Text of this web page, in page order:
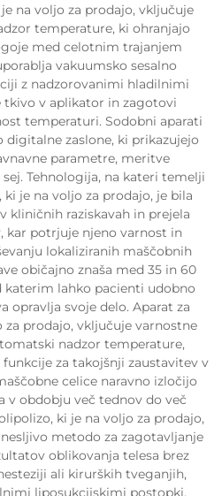
na voljo za prodajo, vključuje
temperature, ki ohranjajo
med celotnim trajanjem
vakuumsko sesalno
z nadzorovanimi hladilnimi
tkivo v aplikator in zagotovi
temperaturi. Sodobni aparati
zaslone, ki prikazujejo
parametre, meritve
Tehnologija, na kateri temelji
je na voljo za prodajo, je bila
kliničnih raziskavah in prejela
kar potrjuje njeno varnost in
lokaliziranih maščobnih
običajno znaša med 35 in 60
lahko pacienti udobno
opravlja svoje delo. Aparat za
prodajo, vključuje varnostne
nadzor temperature,
za takojšnji zaustavitev v
celice naravno izločijo
v obdobju več tednov do več
ki je na voljo za prodajo,
metodo za zagotavljanje
oblikovanja telesa brez
ali kirurških tveganjih,
liposukcijskimi postopki.